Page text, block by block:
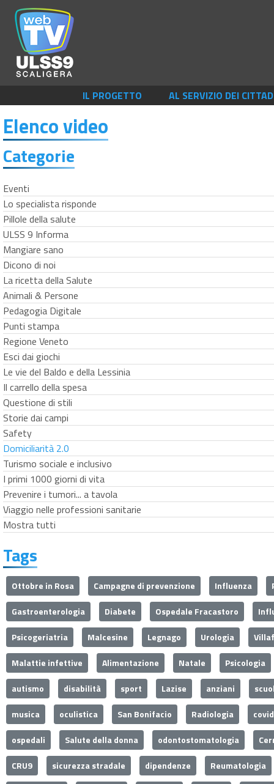
IL PROGETTO AL SERVIZIO DEI
Elenco video
Categorie
Eventi
Lo specialista risponde
Pillole della salute
ULSS 9 Informa
Mangiare sano
Dicono di noi
La ricetta della Salute
Animali & Persone
Pedagogia Digitale
Punti stampa
Regione Veneto
Esci dai giochi
Le vie del Baldo e della Lessinia
Il carrello della spesa
Questione di stili
Storie dai campi
Safety
Domiciliarità 2.0
Turismo sociale e inclusivo
I primi 1000 giorni di vita
Prevenire i tumori... a tavola
Viaggio nelle professioni sanitarie
Mostra tutti
Tags
Ottobre in Rosa Campagne di prevenzione Influenza
Gastroenterologia
Diabete Ospedale Fracastoro
Psicogeriatria
Malcesine Legnago Urologia
Malattie infettive
Alimentazione Natale
Psicologia
autismo
disabilità sport Lazise anziani
musica
oculistica San Bonifacio Radiologia
ospedali
Salute della donna odontostomatologia
CRU9
sicurezza stradale dipendenze
Reumatologia